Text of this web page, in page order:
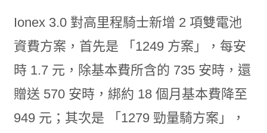
Ionex 3.0 對高里程騎士新增 2 項雙電池
資費方案，首先是 「1249 方案」，每安
時 1.7 元，除基本費所含的 735 安時，還
贈送 570 安時，綁約 18 個月基本費降至
949 元；其次是 「1279 勁量騎方案」，